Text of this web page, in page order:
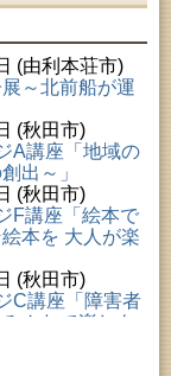
(由利本荘市)
～北前船が運
(秋田市)
A講座「地域の
出～」
(秋田市)
F講座「絵本で
本を 大人が楽
(秋田市)
C講座「障害者
んなで楽しも
(秋田市)